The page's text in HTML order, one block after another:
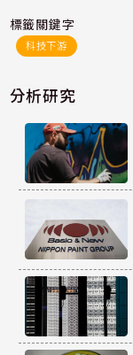
標籤關鍵字
科技下游
分析研究